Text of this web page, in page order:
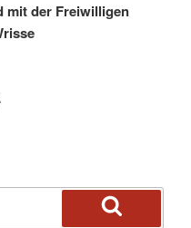
mit der Freiwilligen